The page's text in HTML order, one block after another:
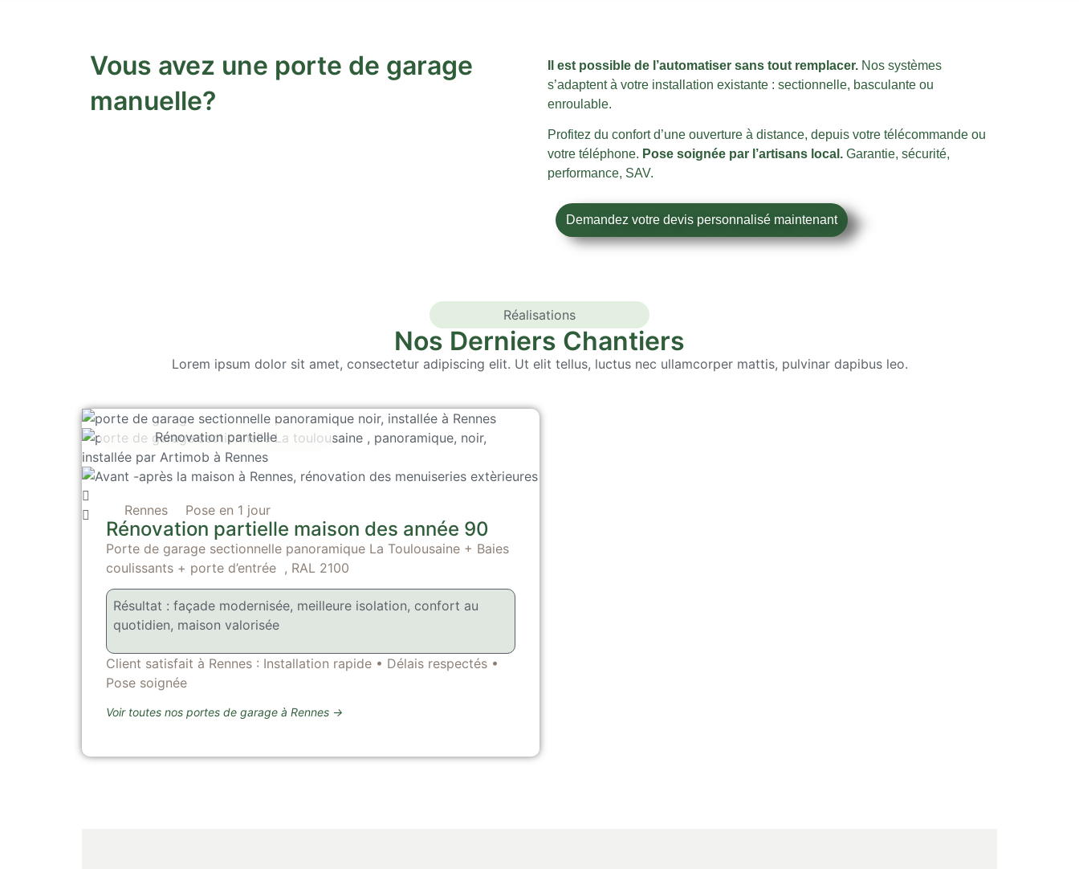
Vous avez une porte de garage
manuelle?
Il est possible de l’automatiser sans tout remplacer. Nos systèmes
s’adaptent à votre installation existante : sectionnelle, basculante ou
enroulable.
Profitez du confort d’une ouverture à distance, depuis votre télécommande ou
votre téléphone. Pose soignée par l’artisans local. Garantie, sécurité,
performance, SAV.
Demandez votre devis personnalisé maintenant
Réalisations
Nos Derniers Chantiers
Lorem ipsum dolor sit amet, consectetur adipiscing elit. Ut elit tellus, luctus nec ullamcorper mattis, pulvinar dapibus leo.
Rennes Pose en 1 jour
Rénovation partielle maison des année 90
Porte de garage sectionnelle panoramique La Toulousaine + Baies
coulissants + porte d’entrée , RAL 2100
Résultat : façade modernisée, meilleure isolation, confort au
quotidien, maison valorisée
Rénovation partielle
Client satisfait à Rennes : Installation rapide • Délais respectés •
Pose soignée
Voir toutes nos portes de garage à Rennes →